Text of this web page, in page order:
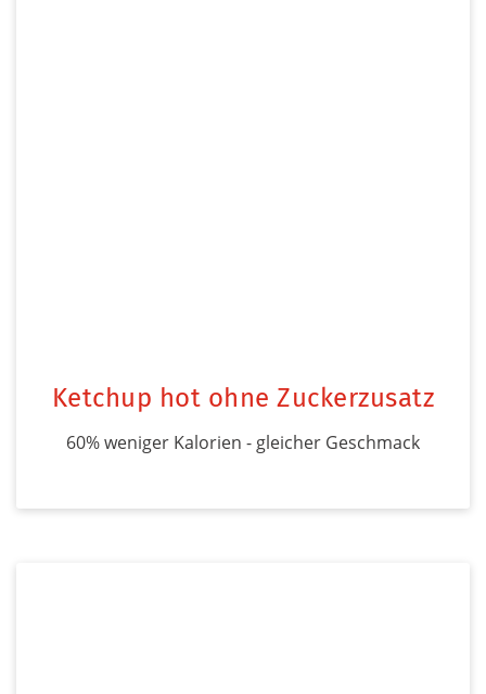
Ketchup hot ohne Zuckerzusatz
60% weniger Kalorien - gleicher Geschmack